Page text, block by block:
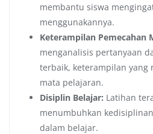
membantu siswa
menggunakannya.
Keterampilan Pemecahan
menganalisis pertanyaan
terbaik, keterampilan yang
mata pelajaran.
Disiplin Belajar: Latihan
menumbuhkan
dalam belajar.